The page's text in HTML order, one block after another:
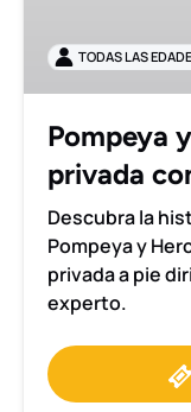
con
entrada
TODAS LAS
Pompeya
privada
Descubra la
Pompeya y
privada a pie
experto.